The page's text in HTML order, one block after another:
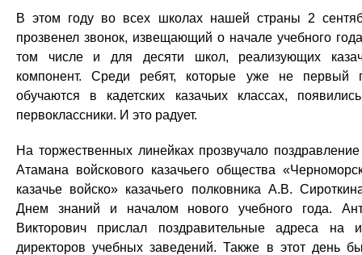
В этом году во всех школах нашей страны 2
прозвенел звонок, извещающий о начале учебного
том числе и для десяти школ, реализующих
компонент. Среди ребят, которые уже не первый
обучаются в кадетских казачьих классах,
первоклассники. И это радует.
На торжественных линейках прозвучало
Атамана войскового казачьего общества
казачье войско» казачьего полковника А.В.
Днем знаний и началом нового учебного года.
Викторович прислал поздравительные адреса на
директоров учебных заведений. Также в этот день